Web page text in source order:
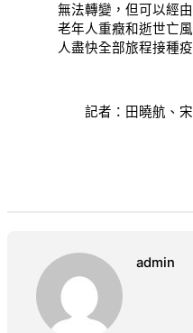
無法轉變，但可以經
老年人重癥和逝世亡
人盡快全部旅程接種疫
記者：田曉航、宋
admin